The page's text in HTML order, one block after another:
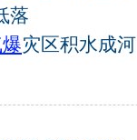
落
灾区积水成河